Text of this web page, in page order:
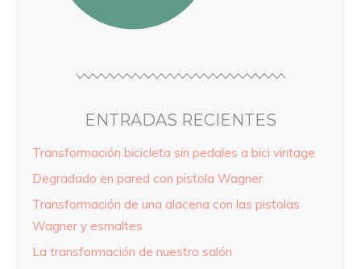
ENTRADAS RECIENTES
Transformación bicicleta sin pedales a bici vintage
Degradado en pared con pistola Wagner
Transformación de una alacena con las pistolas
Wagner y esmaltes
La transformación de nuestro salón